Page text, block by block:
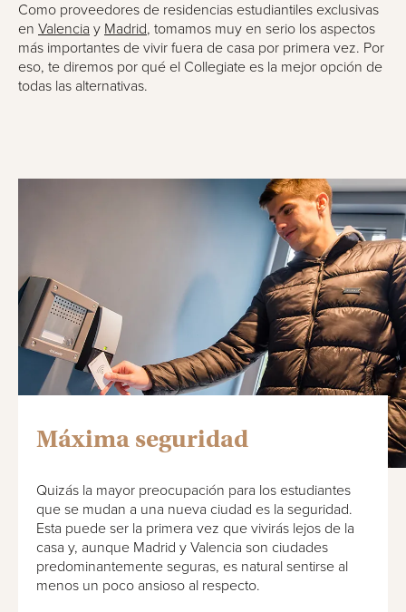
Como proveedores de residencias estudiantiles exclusivas
en Valencia y Madrid, tomamos muy en serio los aspectos
más importantes de vivir fuera de casa por primera vez. Por
eso, te diremos por qué el Collegiate es la mejor opción de
todas las alternativas.
Máxima seguridad
Quizás la mayor preocupación para los estudiantes
que se mudan a una nueva ciudad es la seguridad.
Esta puede ser la primera vez que vivirás lejos de la
casa y, aunque Madrid y Valencia son ciudades
predominantemente seguras, es natural sentirse al
menos un poco ansioso al respecto.